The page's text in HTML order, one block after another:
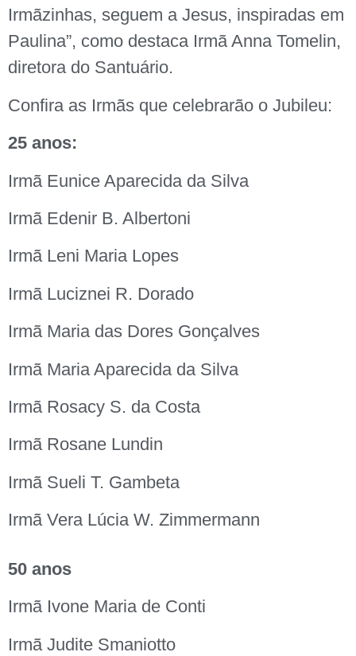
Irmãzinhas, seguem a Jesus, inspiradas em
Paulina”, como destaca Irmã Anna Tomelin,
diretora do Santuário.
Confira as Irmãs que celebrarão o Jubileu:
25 anos:
Irmã Eunice Aparecida da Silva
Irmã Edenir B. Albertoni
Irmã Leni Maria Lopes
Irmã Luciznei R. Dorado
Irmã Maria das Dores Gonçalves
Irmã Maria Aparecida da Silva
Irmã Rosacy S. da Costa
Irmã Rosane Lundin
Irmã Sueli T. Gambeta
Irmã Vera Lúcia W. Zimmermann
50 anos
Irmã Ivone Maria de Conti
Irmã Judite Smaniotto